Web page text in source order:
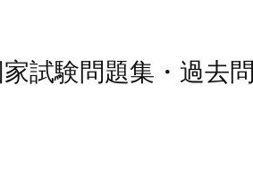
試験問題集・過去問